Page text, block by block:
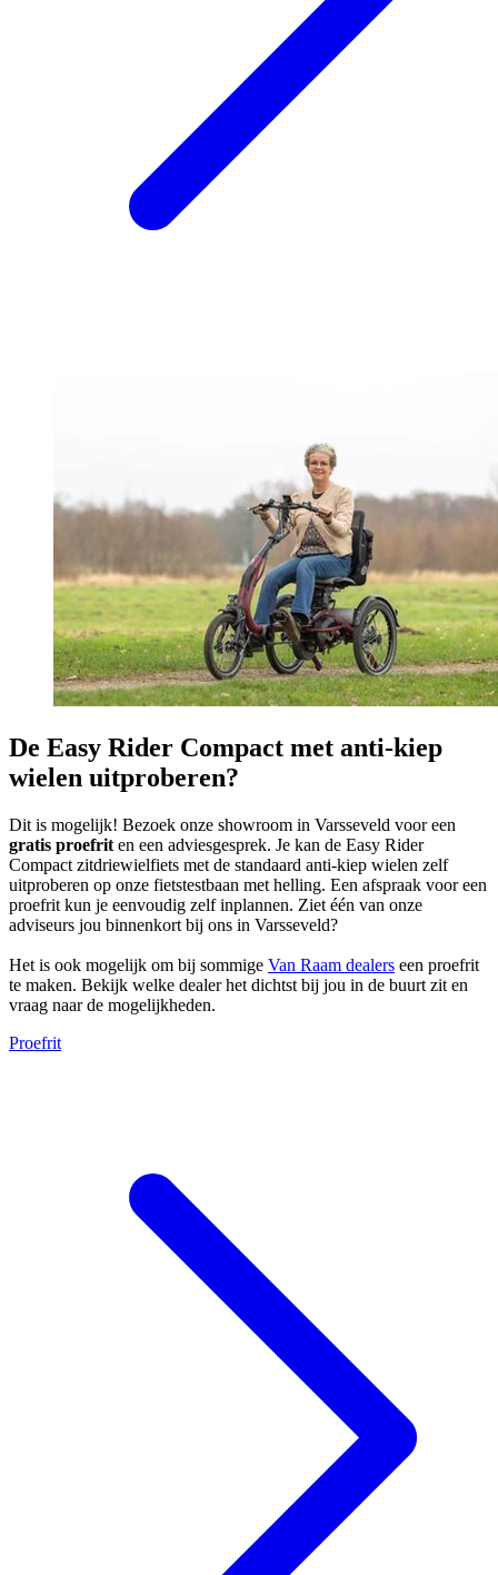
De Easy Rider Compact met anti-kiep
wielen uitproberen?
Dit is mogelijk! Bezoek onze showroom in Varsseveld voor een
gratis proefrit en een adviesgesprek. Je kan de Easy Rider
Compact zitdriewielfiets met de standaard anti-kiep wielen zelf
uitproberen op onze fietstestbaan met helling. Een afspraak voor een
proefrit kun je eenvoudig zelf inplannen. Ziet één van onze
adviseurs jou binnenkort bij ons in Varsseveld?
Het is ook mogelijk om bij sommige Van Raam dealers een proefrit
te maken. Bekijk welke dealer het dichtst bij jou in de buurt zit en
vraag naar de mogelijkheden.
Proefrit